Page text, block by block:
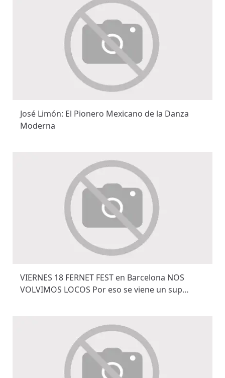
José Limón: El Pionero Mexicano de la Danza
Moderna
VIERNES 18 FERNET FEST en Barcelona NOS
VOLVIMOS LOCOS Por eso se viene un sup…